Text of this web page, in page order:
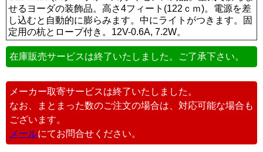
せるヨーダの装飾品。高さ4フィート(122ｃｍ)。電源を差
し込むと自動的に膨らみます。中にライトがつきます。固
定用の杭とロープ付き。12V-0.6A, 7.2W。
在庫販売サービスは終了いたしました。ご了承下さい。
メーカー取寄サービスは終了いたしました。
なお、まとまった数のご注文の場合は、対応可能な場合も
ございます。
メールにてお問合せください。